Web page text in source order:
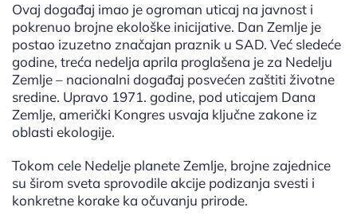
Ovaj događaj imao je ogroman uticaj na javnost i
pokrenuo brojne ekološke inicijative. Dan Zemlje je
postao izuzetno značajan praznik u SAD. Već sledeće
godine, treća nedelja aprila proglašena je za Nedelju
Zemlje – nacionalni događaj posvećen zaštiti životne
sredine. Upravo 1971. godine, pod uticajem Dana
Zemlje, američki Kongres usvaja ključne zakone iz
oblasti ekologije.
Tokom cele Nedelje planete Zemlje, brojne zajednice
su širom sveta sprovodile akcije podizanja svesti i
konkretne korake ka očuvanju prirode.